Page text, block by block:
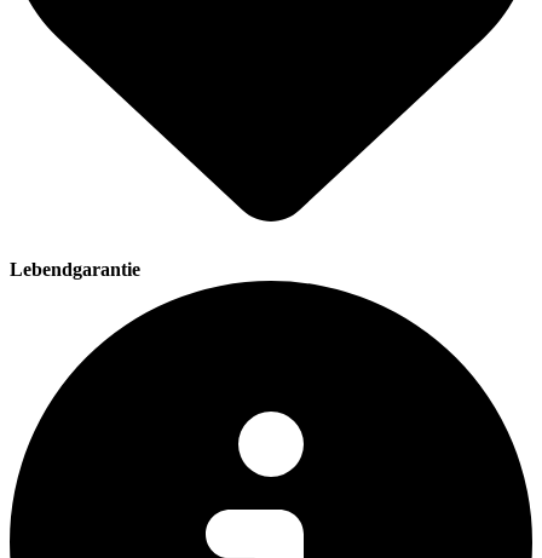
Lebendgarantie